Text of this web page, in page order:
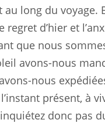
au long du voyage.
regret d’hier et
que nous
avons-nous
nous
présent, à
inquiétez donc pas